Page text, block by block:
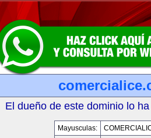
El dueño de este dominio lo
Mayusculas: